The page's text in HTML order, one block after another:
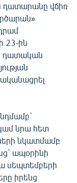
դատարանը վճիռ
23-ին
դատական
նրա հետ
նկատմամբ
ապօրինի
սեպտեմբերի
իրենց